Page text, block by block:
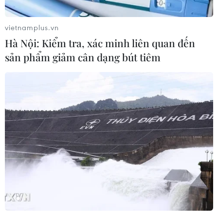
TIN LIÊN QUAN
Thủ thành Donnarumma bị dọa
giết và "tấn công" bằng tiền giả
vietnamplus.vn
Hà Nội: Kiểm tra, xác minh liên quan đến
sản phẩm giảm cân dạng bút tiêm